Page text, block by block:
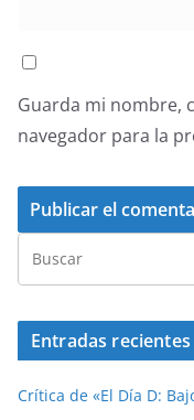
Guarda mi nombre,
navegador para la
Entradas recientes
Crítica de «El Día D: